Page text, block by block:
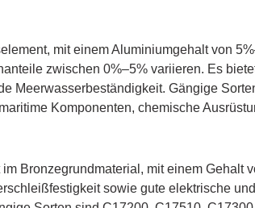
mit einem Aluminiumgehalt von
zwischen 0%–5% variieren. Es
Meerwasserbeständigkeit. Gängige
Komponenten, chemische
Bronzegrundmaterial, mit einem Gehalt
sowie gute elektrische